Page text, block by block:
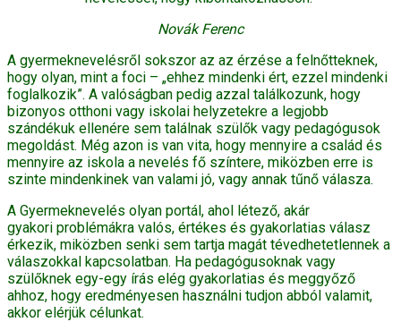
Novák Ferenc
A gyermeknevelésről sokszor az az érzése a felnőtteknek,
hogy olyan, mint a foci – „ehhez mindenki ért, ezzel mindenki
foglalkozik”. A valóságban pedig azzal találkozunk, hogy
bizonyos otthoni vagy iskolai helyzetekre a legjobb
szándékuk ellenére sem találnak szülők vagy pedagógusok
megoldást. Még azon is van vita, hogy mennyire a család és
mennyire az iskola a nevelés fő színtere, miközben erre is
szinte mindenkinek van valami jó, vagy annak tűnő válasza.
A Gyermeknevelés olyan portál, ahol létező, akár
gyakori problémákra valós, értékes és gyakorlatias válasz
érkezik, miközben senki sem tartja magát tévedhetetlennek a
válaszokkal kapcsolatban. Ha pedagógusoknak vagy
szülőknek egy-egy írás elég gyakorlatias és meggyőző
ahhoz, hogy eredményesen használni tudjon abból valamit,
akkor elérjük célunkat.